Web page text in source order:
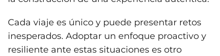
Cada viaje es único y puede presentar retos
inesperados. Adoptar un enfoque proactivo y
resiliente ante estas situaciones es otro